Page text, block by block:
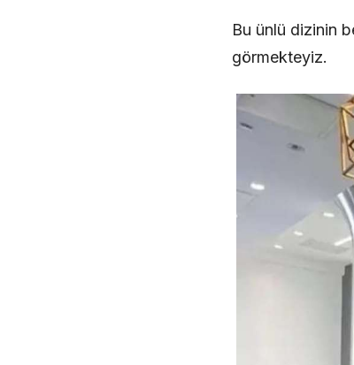
Bu ünlü dizinin
görmekteyiz.